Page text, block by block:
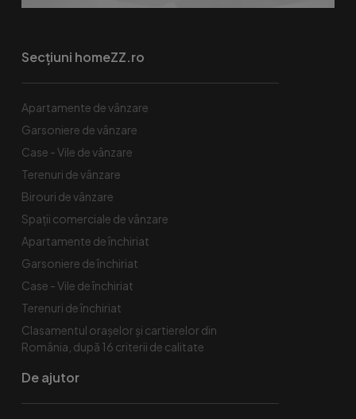
Secțiuni homeZZ.ro
Apartamente de vânzare
Garsoniere de vânzare
Case - Vile de vânzare
Terenuri de vânzare
Birouri de vânzare
Spaţii comerciale de vânzare
Apartamente de închiriat
Garsoniere de închiriat
Case - Vile de închiriat
Terenuri de închiriat
Clasamentul orașelor și cartierelor din
România, după 16 criterii de calitate
De ajutor